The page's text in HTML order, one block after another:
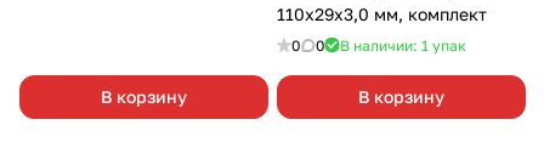
В корзину
110x29x3,0 мм, комплект
0 0 В наличии: 1 упак
В корзину